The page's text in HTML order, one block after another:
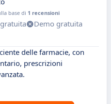
base di 1 recensioni
Demo gratuita
delle farmacie, con
prescrizioni